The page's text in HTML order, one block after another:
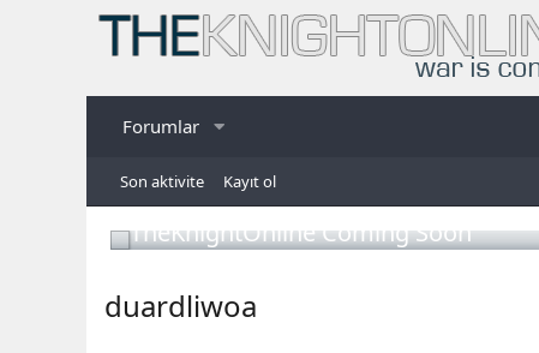
Forumlar
Son aktivite Kayıt ol
TheKnightOnline Coming Soon
duardliwoa